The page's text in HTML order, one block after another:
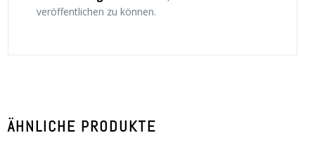
veröffentlichen zu können.
ÄHNLICHE PRODUKTE